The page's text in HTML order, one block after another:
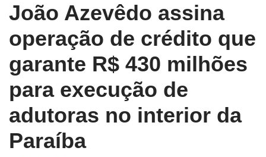
João Azevêdo assina
operação de crédito que
garante R$ 430 milhões
para execução de
adutoras no interior da
Paraíba